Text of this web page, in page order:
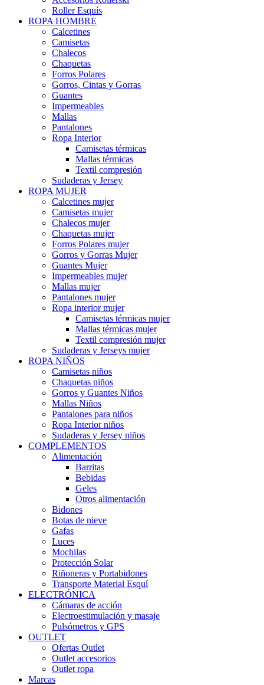
Roller Esquís
ROPA HOMBRE
Calcetines
Camisetas
Chalecos
Chaquetas
Forros Polares
Gorros, Cintas y Gorras
Guantes
Impermeables
Mallas
Pantalones
Ropa Interior
Camisetas térmicas
Mallas térmicas
Textil compresión
Sudaderas y Jersey
ROPA MUJER
Calcetines mujer
Camisetas mujer
Chalecos mujer
Chaquetas mujer
Forros Polares mujer
Gorros y Gorras Mujer
Guantes Mujer
Impermeables mujer
Mallas mujer
Pantalones mujer
Ropa interior mujer
Camisetas térmicas mujer
Mallas térmicas mujer
Textil compresión mujer
Sudaderas y Jerseys mujer
ROPA NIÑOS
Camisetas niños
Chaquetas niños
Gorros y Guantes Niños
Mallas Niños
Pantalones para niños
Ropa Interior niños
Sudaderas y Jersey niños
COMPLEMENTOS
Alimentación
Barritas
Bebidas
Geles
Otros alimentación
Bidones
Botas de nieve
Gafas
Luces
Mochilas
Protección Solar
Riñoneras y Portabidones
Transporte Material Esquí
ELECTRÓNICA
Cámaras de acción
Electroestimulación y masaje
Pulsómetros y GPS
OUTLET
Ofertas Outlet
Outlet accesorios
Outlet ropa
Marcas